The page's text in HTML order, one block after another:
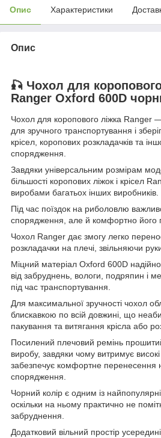
Опис Характеристики
Опис
🎣 Чохол для
Ranger Oxford 600D
Чохол для коропового ліжка Ranger
для зручного транспортування і
крісел, коропових розкладачків та
спорядження.
Завдяки універсальним розмірам
більшості коропових ліжок і крісел
виробами багатьох інших виробників.
Під час поїздок на риболовлю
спорядження, але й комфортно його
Чохол Ranger дає змогу легко
розкладачки на плечі, звільняючи
Міцний матеріал Oxford 600D
від забруднень, вологи, подряпин і
під час транспортування.
Для максимальної зручності чохол
блискавкою по всій довжині, що
пакування та витягання крісла або
Посилений плечовий ремінь
виробу, завдяки чому витримує
забезпечує комфортне перенесення
спорядження.
Чорний колір є одним із
оскільки на ньому практично не
забруднення.
Додатковий вільний простір